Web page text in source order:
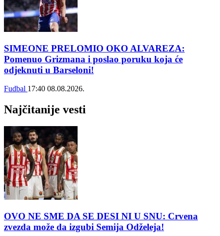
SIMEONE PRELOMIO OKO ALVAREZA:
Pomenuo Grizmana i poslao poruku koja će
odjeknuti u Barseloni!
Fudbal 17:40 08.08.2026.
Najčitanije vesti
OVO NE SME DA SE DESI NI U SNU: Crvena
zvezda može da izgubi Semija Odželeja!